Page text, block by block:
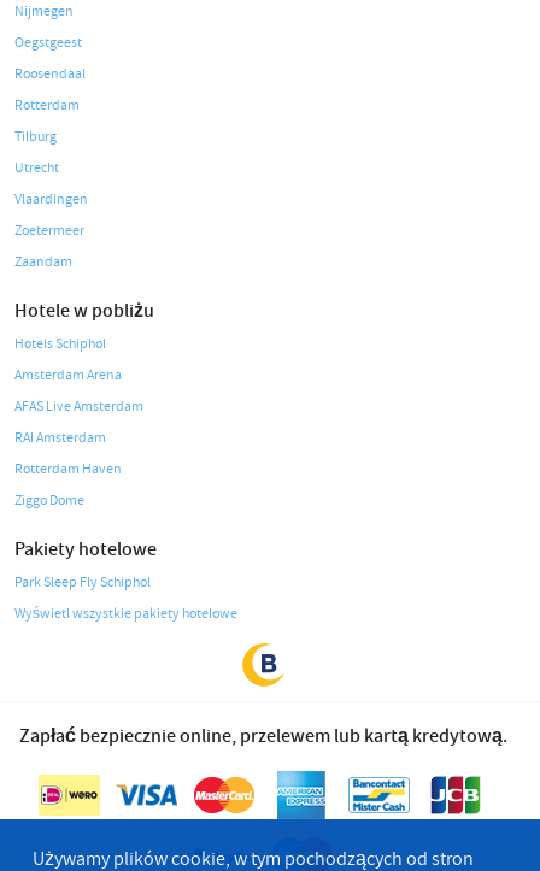
Nijmegen
Oegstgeest
Roosendaal
Rotterdam
Tilburg
Utrecht
Vlaardingen
Zoetermeer
Zaandam
Hotele w pobliżu
Hotels Schiphol
Amsterdam Arena
AFAS Live Amsterdam
RAI Amsterdam
Rotterdam Haven
Ziggo Dome
Pakiety hotelowe
Park Sleep Fly Schiphol
Wyświetl wszystkie pakiety hotelowe
Zapłać bezpiecznie online, przelewem lub kartą kredytową.
Używamy plików cookie, w tym pochodzących od stron